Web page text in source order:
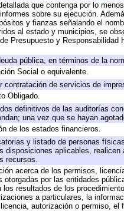
que contenga por lo
sobre su ejecución.
y fianzas señalando el
al estado y municipios, se
Presupuesto y
pública, en términos de la
Social o equivalente.
de servicios de
Obligado.
definitivos de las auditorías
una vez que se hayan
de los estados financieros.
y listado de personas
disposiciones aplicables,
recursos.
acerca de los permisos,
por las entidades
resultados de los
a particulares, la
autorización o permiso, el